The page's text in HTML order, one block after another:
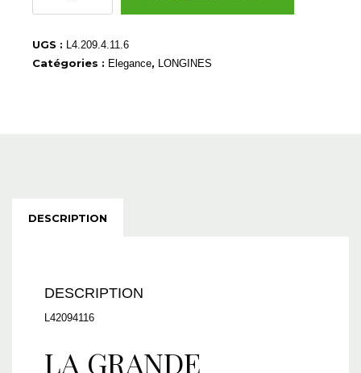
L42094116
UGS : L4.209.4.11.6
Catégories : Elegance, LONGINES
DESCRIPTION
DESCRIPTION
L42094116
LA GRANDE